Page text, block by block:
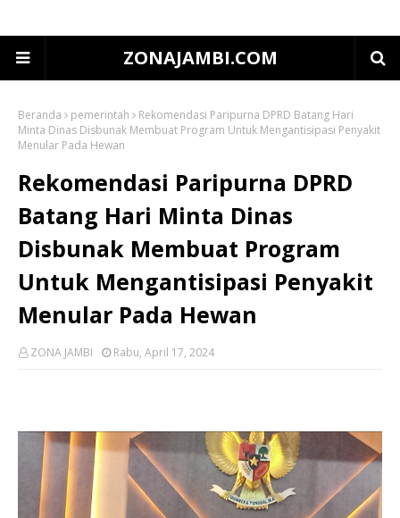
ZONAJAMBI.COM
Beranda pemerintah
Rekomendasi Paripurna DPRD Batang Hari
Minta Dinas Disbunak Membuat Program Untuk Mengantisipasi Penyakit
Menular Pada Hewan
Rekomendasi Paripurna DPRD
Batang Hari Minta Dinas
Disbunak Membuat Program
Untuk Mengantisipasi Penyakit
Menular Pada Hewan
ZONA JAMBI Rabu, April 17, 2024